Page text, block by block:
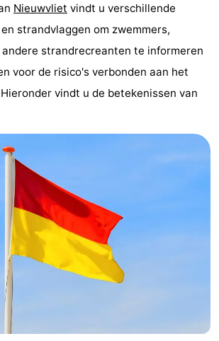
Nieuwvliet vindt u verschillende
strandvlaggen om zwemmers,
strandrecreanten te informeren
voor de risico's verbonden aan het
vindt u de betekenissen van